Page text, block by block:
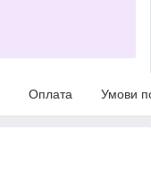
Оплата Умови